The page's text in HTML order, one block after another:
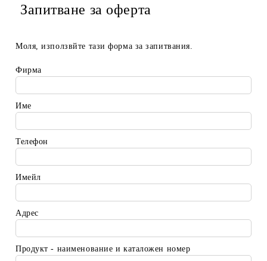
Запитване за оферта
Моля, използвйте тази форма за запитвания.
Фирма
Име
Телефон
Имейл
Адрес
Продукт - наименование и каталожен номер